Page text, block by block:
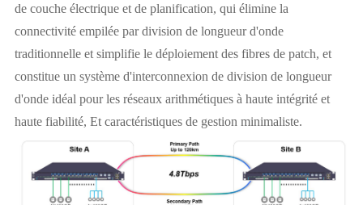
de couche électrique et de planification, qui élimine la
connectivité empilée par division de longueur d'onde
traditionnelle et simplifie le déploiement des fibres de patch, et
constitue un système d'interconnexion de division de longueur
d'onde idéal pour les réseaux arithmétiques à haute intégrité et
haute fiabilité, Et caractéristiques de gestion minimaliste.